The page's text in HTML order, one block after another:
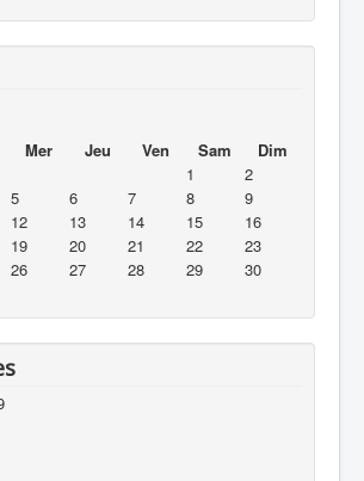
Mer Jeu Ven Sam
Dim
1
2
5 6 7 8
9
12 13 14 15
16
19 20 21 22
23
26 27 28 29
30